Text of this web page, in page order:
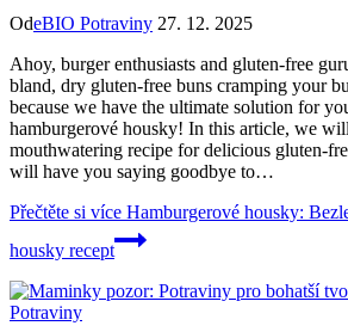
OdeBIO Potraviny 27. 12. 2025
Ahoy, burger enthusiasts and‍ gluten-free⁣
bland, dry ‌gluten-free ⁢buns cramping your
because we have the ultimate ⁤solution for
hamburgerové housky! In this article, we
mouthwatering recipe ‍for delicious gluten-
will have you saying goodbye to…
Přečtěte si více Hamburgerové housky:
housky recept
Potraviny